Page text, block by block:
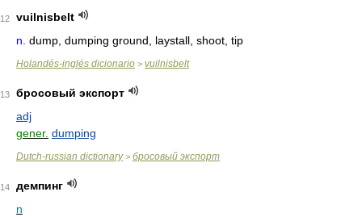
12
vuilnisbelt
n. dump, dumping ground, laystall, shoot, tip
Holandés-inglés dicionario > vuilnisbelt
13
бросовый экспорт
adj
gener. dumping
Dutch-russian dictionary> бросовый экспорт
14
демпинг
n